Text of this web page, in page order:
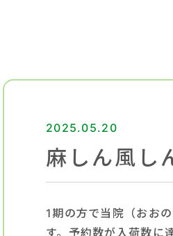
2025.05.20
麻しん風し
1期の方で当院（おお
す。予約数が入荷数に